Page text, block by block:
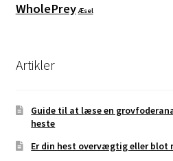
WholePrey Æsel
Artikler
Guide til at læse en
heste
Er din hest overvægtig eller blot